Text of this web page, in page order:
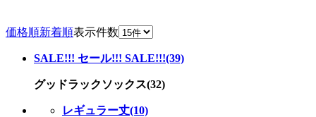
価格順新着順表示件数
SALE!!! セール!!! SALE!!!(39)
グッドラックソックス(32)
レギュラー丈(10)